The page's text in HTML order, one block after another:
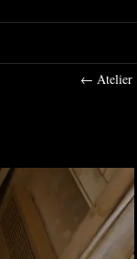
← Atelier